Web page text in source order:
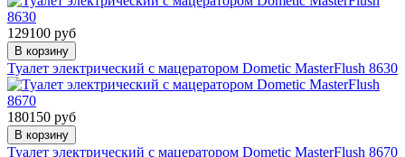
129100 руб
В корзину
Туалет электрический с мацератором Dometic MasterFlush 8630
180150 руб
В корзину
Туалет электрический с мацератором Dometic MasterFlush 8670